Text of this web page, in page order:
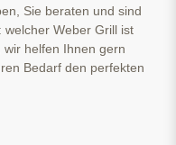
Sie beraten und sind
welcher Weber Grill ist
helfen Ihnen gern
Bedarf den perfekten